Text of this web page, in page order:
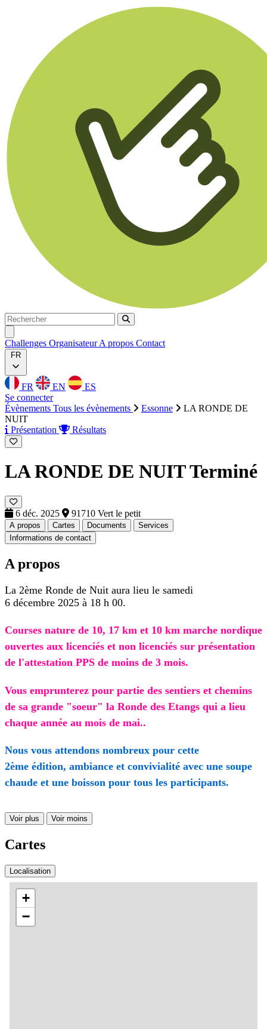
Rechercher
Rechercher
Challenges OrganisateurA propos Contact
FR
FR EN
ES
Se connecter
Évènements Tous les évènements Essonne
LA RONDE DE
NUIT
Présentation
Résultats
LA RONDE DE NUITTerminé
6 déc. 2025 91710 Vert le petit
A propos Cartes Documents
Services
Informations de contact
A propos
La 2ème Ronde de Nuit aura lieu le samedi
6 décembre 2025 à 18 h 00.
Courses nature de 10, 17 km et 10 km marche nordique
ouvertes aux licenciés et non licenciés sur présentation
de l'attestation PPS de moins de 3 mois.
Vous emprunterez pour partie des sentiers et chemins
de sa grande "soeur" la Ronde des Etangs qui a lieu
chaque année au mois de mai..
Nous vous attendons nombreux pour cette
2ème édition, ambiance et convivialité avec une soupe
chaude et une boisson pour tous les participants.
Voir plus Voir moins
Cartes
Localisation